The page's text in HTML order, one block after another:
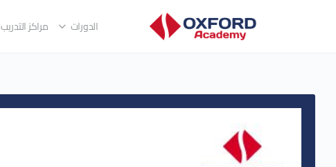
الدورات مراكز التدريب